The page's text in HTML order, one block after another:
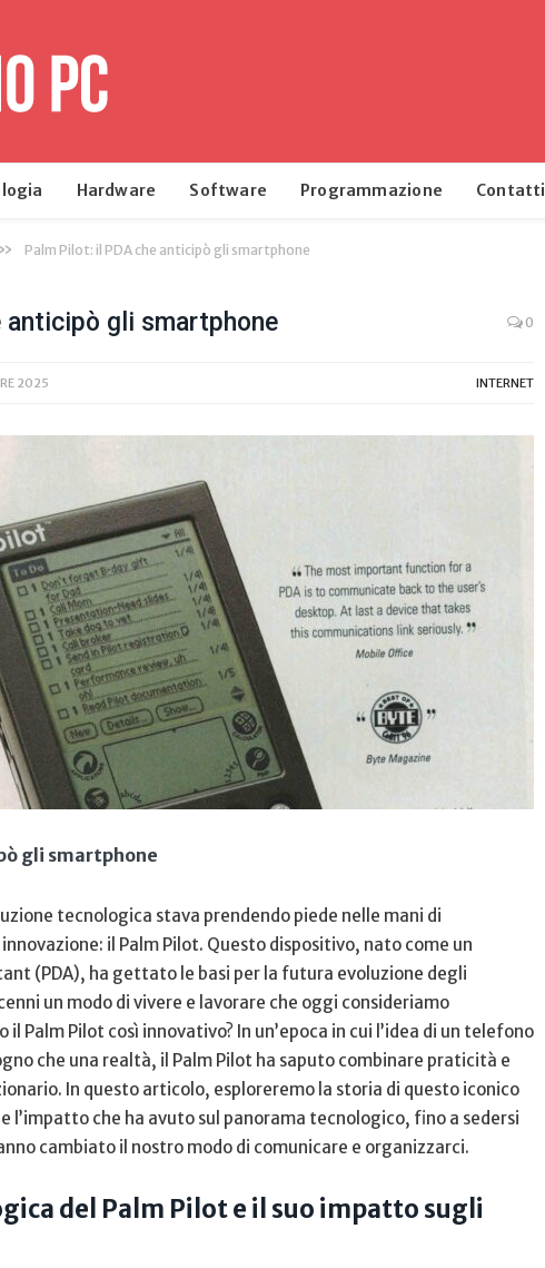
Hardware Software Programmazione Contatti
» Palm Pilot: il PDA che anticipò gli smartphone
anticipò gli smartphone 0
2025 INTERNET
gli smartphone
tecnologica stava prendendo piede nelle mani di
il Palm Pilot. Questo ‌dispositivo, nato come un
(PDA), ha gettato le basi per la futura evoluzione degli
un modo di vivere⁤ e lavorare⁣ che ⁢oggi consideriamo
il Palm ⁤Pilot così innovativo? In un’epoca in cui l’idea di un telefono
che una realtà, il Palm Pilot ha saputo combinare praticità e‍
In questo articolo, esploreremo la⁤ storia di questo iconico
l’impatto che ha avuto sul panorama tecnologico, fino a sedersi
cambiato il nostro modo di⁣ comunicare e organizzarci.
⁤del Palm Pilot e il suo impatto sugli